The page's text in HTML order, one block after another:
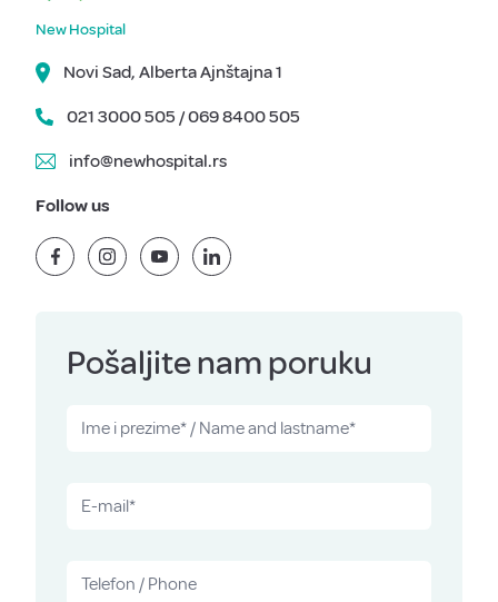
New Hospital
Novi Sad, Alberta Ajnštajna 1
021 3000 505 / 069 8400 505
info@newhospital.rs
Follow us
Pošaljite nam poruku